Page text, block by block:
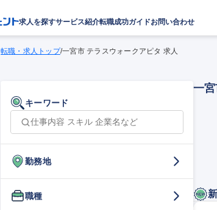
求人を探すサービス紹介転職成功ガイドお問い合わせ
転職・求人トップ/一宮市 テラスウォークアピタ 求人
キーワード
勤務地
職種
一